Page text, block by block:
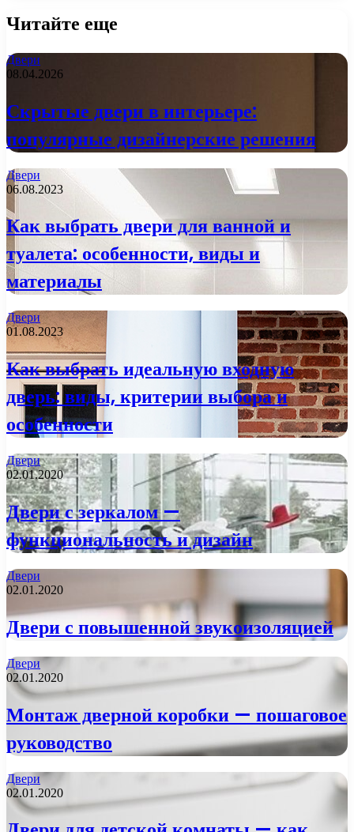
Читайте еще
Двери
08.04.2026
Скрытые двери в интерьере:
популярные дизайнерские решения
Двери
06.08.2023
Как выбрать двери для ванной и
туалета: особенности, виды и
материалы
Двери
01.08.2023
Как выбрать идеальную входную
дверь: виды, критерии выбора и
особенности
Двери
02.01.2020
Двери с зеркалом —
функциональность и дизайн
Двери
02.01.2020
Двери с повышенной звукоизоляцией
Двери
02.01.2020
Монтаж дверной коробки — пошаговое
руководство
Двери
02.01.2020